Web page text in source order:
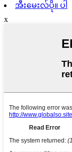
အီးမေးလ်ပို။ ပါ
x